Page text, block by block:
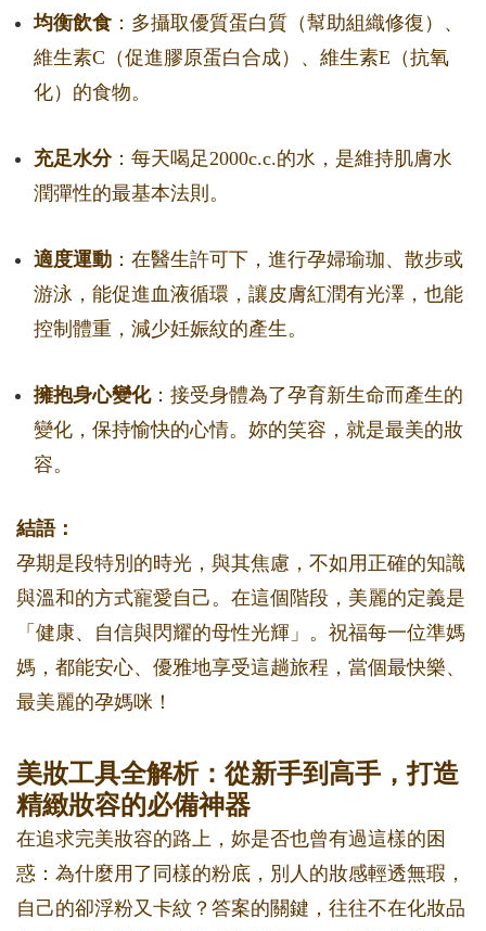
均衡飲食 ：多攝取優質蛋白質（幫助組織修復）、
維生素C（促進膠原蛋白合成）、維生素E（抗氧
化）的食物。
充足水分：每天喝足2000c.c.的水，是維持肌膚水
潤彈性的最基本法則。
適度運動 ：在醫生許可下，進行孕婦瑜珈、散步或
游泳，能促進血液循環，讓皮膚紅潤有光澤，也能
控制體重，減少妊娠紋的產生。
擁抱身心變化：接受身體為了孕育新生命而產生的
變化，保持愉快的心情。妳的笑容，就是最美的妝
容。
結語：
孕期是段特別的時光，與其焦慮，不如用正確的知識
與溫和的方式寵愛自己。在這個階段，美麗的定義是
「健康、自信與閃耀的母性光輝」。祝福每一位準媽
媽，都能安心、優雅地享受這趟旅程，當個最快樂、
最美麗的孕媽咪！
美妝工具全解析：從新手到高手，打造
精緻妝容的必備神器
在追求完美妝容的路上，妳是否也曾有過這樣的困
惑：為什麼用了同樣的粉底，別人的妝感輕透無瑕，
自己的卻浮粉又卡紋？答案的關鍵，往往不在化妝品